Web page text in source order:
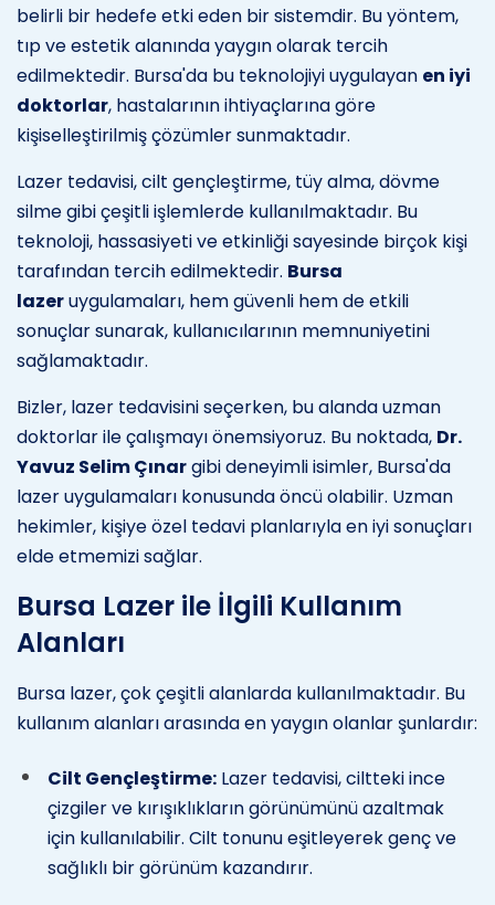
belirli bir hedefe etki eden bir sistemdir. Bu yöntem,
tıp ve estetik alanında yaygın olarak tercih
edilmektedir. Bursa'da bu teknolojiyi uygulayan en iyi
doktorlar, hastalarının ihtiyaçlarına göre
kişiselleştirilmiş çözümler sunmaktadır.
Lazer tedavisi, cilt gençleştirme, tüy alma, dövme
silme gibi çeşitli işlemlerde kullanılmaktadır. Bu
teknoloji, hassasiyeti ve etkinliği sayesinde birçok kişi
tarafından tercih edilmektedir. Bursa
lazeruygulamaları, hem güvenli hem de etkili
sonuçlar sunarak, kullanıcılarının memnuniyetini
sağlamaktadır.
Bizler, lazer tedavisini seçerken, bu alanda uzman
doktorlar ile çalışmayı önemsiyoruz. Bu noktada, Dr.
Yavuz Selim Çınargibi deneyimli isimler, Bursa'da
lazer uygulamaları konusunda öncü olabilir. Uzman
hekimler, kişiye özel tedavi planlarıyla en iyi sonuçları
elde etmemizi sağlar.
Bursa Lazer ile İlgili Kullanım
Alanları
Bursa lazer, çok çeşitli alanlarda kullanılmaktadır. Bu
kullanım alanları arasında en yaygın olanlar şunlardır:
Cilt Gençleştirme: Lazer tedavisi, ciltteki ince
çizgiler ve kırışıklıkların görünümünü azaltmak
için kullanılabilir. Cilt tonunu eşitleyerek genç ve
sağlıklı bir görünüm kazandırır.